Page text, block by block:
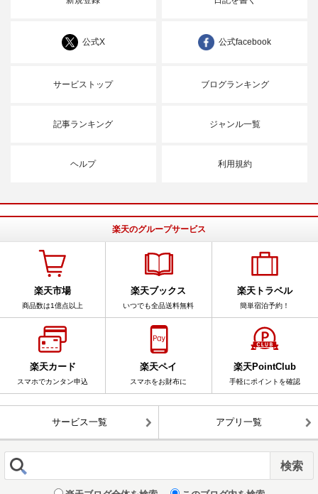
公式X 公式facebook
サービストップ ブログランキング
記事ランキング ジャンル一覧
ヘルプ 利用規約
楽天のグループサービス
楽天市場
商品数は1億点以上
楽天ブックス
いつでも全品送料無料
楽天トラベル
簡単宿泊予約！
楽天カード
スマホでカンタン申込
楽天ペイ
スマホをお財布に
楽天PointClub
手軽にポイントを確認
サービス一覧 アプリ一覧